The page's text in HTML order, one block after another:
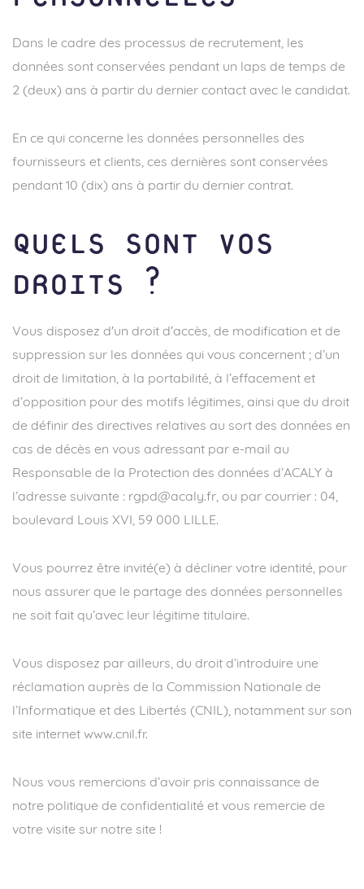
Dans le cadre des processus de recrutement, les
données sont conservées pendant un laps de temps de
2 (deux) ans à partir du dernier contact avec le candidat.
En ce qui concerne les données personnelles des
fournisseurs et clients, ces dernières sont conservées
pendant 10 (dix) ans à partir du dernier contrat.
QUELS SONT VOS
DROITS ?
Vous disposez d'un droit d'accès, de modification et de
suppression sur les données qui vous concernent ; d’un
droit de limitation, à la portabilité, à l’effacement et
d’opposition pour des motifs légitimes, ainsi que du droit
de définir des directives relatives au sort des données en
cas de décès en vous adressant par e-mail au
Responsable de la Protection des données d’ACALY à
l’adresse suivante : rgpd@acaly.fr, ou par courrier : 04,
boulevard Louis XVI, 59 000 LILLE.
Vous pourrez être invité(e) à décliner votre identité, pour
nous assurer que le partage des données personnelles
ne soit fait qu’avec leur légitime titulaire.
Vous disposez par ailleurs, du droit d’introduire une
réclamation auprès de la Commission Nationale de
l’Informatique et des Libertés (CNIL), notamment sur son
site internet www.cnil.fr.
Nous vous remercions d’avoir pris connaissance de
notre politique de confidentialité et vous remercie de
votre visite sur notre site !